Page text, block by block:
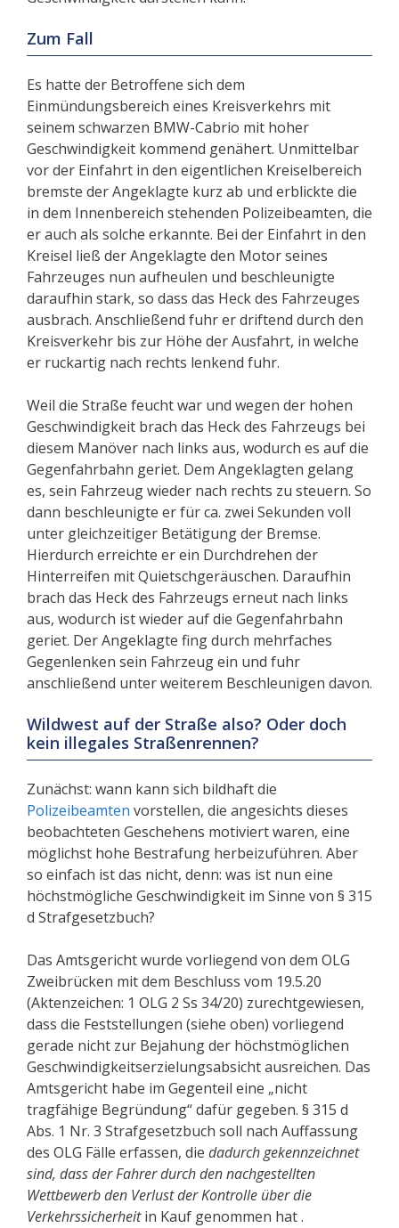
Zum Fall
Es hatte der Betroffene sich dem
Einmündungsbereich eines Kreisverkehrs mit
seinem schwarzen BMW-Cabrio mit hoher
Geschwindigkeit kommend genähert. Unmittelbar
vor der Einfahrt in den eigentlichen Kreiselbereich
bremste der Angeklagte kurz ab und erblickte die
in dem Innenbereich stehenden Polizeibeamten, die
er auch als solche erkannte. Bei der Einfahrt in den
Kreisel ließ der Angeklagte den Motor seines
Fahrzeuges nun aufheulen und beschleunigte
daraufhin stark, so dass das Heck des Fahrzeuges
ausbrach. Anschließend fuhr er driftend durch den
Kreisverkehr bis zur Höhe der Ausfahrt, in welche
er ruckartig nach rechts lenkend fuhr.
Weil die Straße feucht war und wegen der hohen
Geschwindigkeit brach das Heck des Fahrzeugs bei
diesem Manöver nach links aus, wodurch es auf die
Gegenfahrbahn geriet. Dem Angeklagten gelang
es, sein Fahrzeug wieder nach rechts zu steuern. So
dann beschleunigte er für ca. zwei Sekunden voll
unter gleichzeitiger Betätigung der Bremse.
Hierdurch erreichte er ein Durchdrehen der
Hinterreifen mit Quietschgeräuschen. Daraufhin
brach das Heck des Fahrzeugs erneut nach links
aus, wodurch ist wieder auf die Gegenfahrbahn
geriet. Der Angeklagte fing durch mehrfaches
Gegenlenken sein Fahrzeug ein und fuhr
anschließend unter weiterem Beschleunigen davon.
Wildwest auf der Straße also? Oder doch
kein illegales Straßenrennen?
Zunächst: wann kann sich bildhaft die
Polizeibeamten vorstellen, die angesichts dieses
beobachteten Geschehens motiviert waren, eine
möglichst hohe Bestrafung herbeizuführen. Aber
so einfach ist das nicht, denn: was ist nun eine
höchstmögliche Geschwindigkeit im Sinne von § 315
d Strafgesetzbuch?
Das Amtsgericht wurde vorliegend von dem OLG
Zweibrücken mit dem Beschluss vom 19.5.20
(Aktenzeichen: 1 OLG 2 Ss 34/20) zurechtgewiesen,
dass die Feststellungen (siehe oben) vorliegend
gerade nicht zur Bejahung der höchstmöglichen
Geschwindigkeitserzielungsabsicht ausreichen. Das
Amtsgericht habe im Gegenteil eine „nicht
tragfähige Begründung“ dafür gegeben. § 315 d
Abs. 1 Nr. 3 Strafgesetzbuch soll nach Auffassung
des OLG Fälle erfassen, die dadurch gekennzeichnet
sind, dass der Fahrer durch den nachgestellten
Wettbewerb den Verlust der Kontrolle über die
Verkehrssicherheitin Kauf genommen hat .